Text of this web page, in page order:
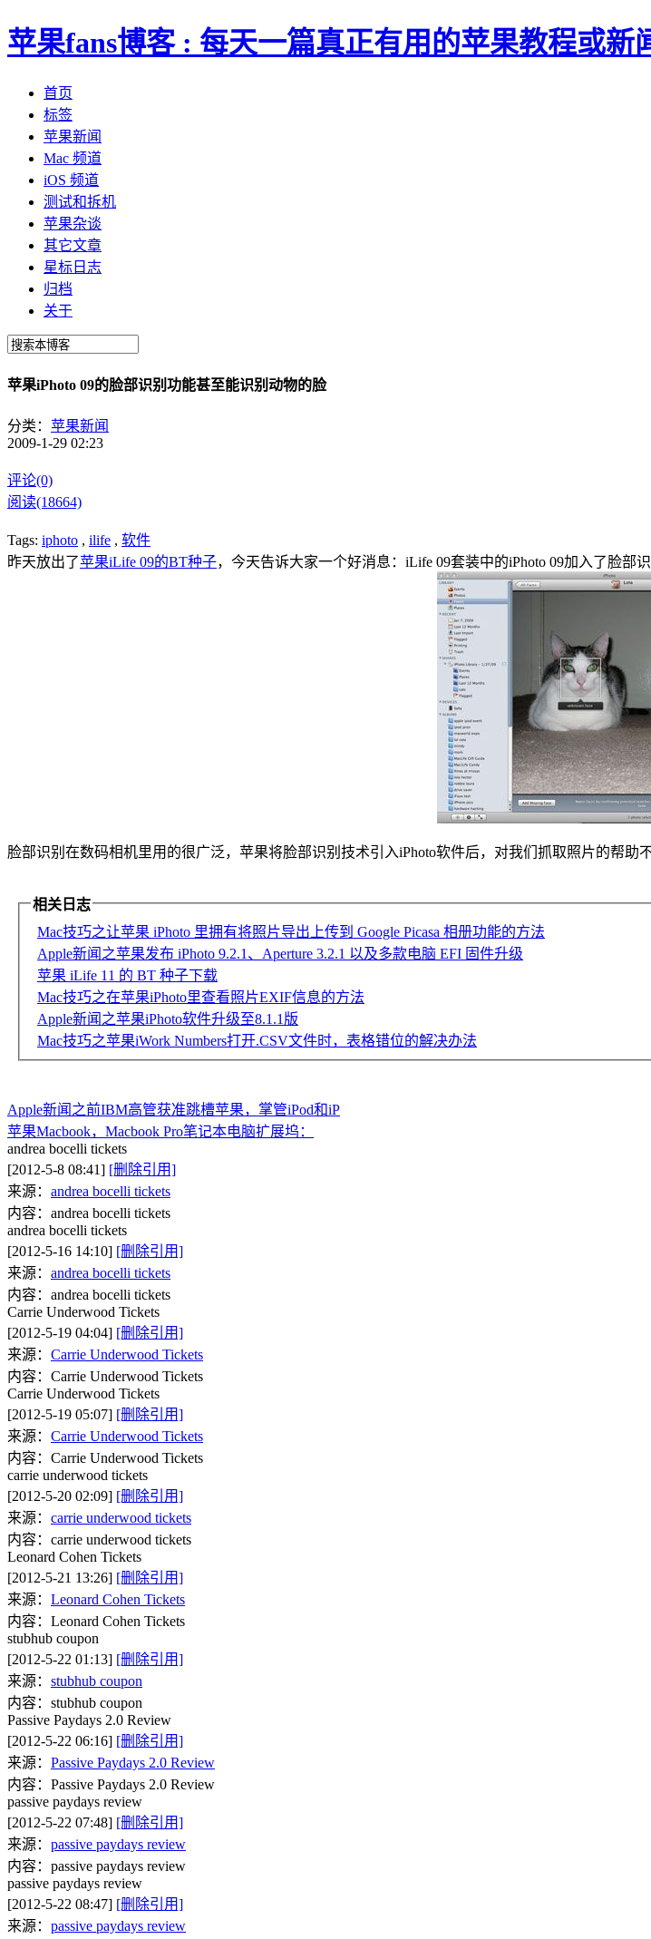
苹果fans博客 : 每天一篇真正有用的苹果教程或新
首页
标签
苹果新闻
Mac 频道
iOS 频道
测试和拆机
苹果杂谈
其它文章
星标日志
归档
关于
苹果iPhoto 09的脸部识别功能甚至能识别动物的脸
分类： 苹果新闻
2009-1-29 02:23
评论(0)
阅读(18664)
Tags: iphoto , ilife , 软件
昨天放出了苹果iLife 09的BT种子，今天告诉大家一个好消息：iLife 09套装中的iPhoto 09加入了脸部
脸部识别在数码相机里用的很广泛，苹果将脸部识别技术引入iPhoto软件后，对我们抓取照片的帮助
相关日志
Mac技巧之让苹果 iPhoto 里拥有将照片导出上传到 Google Picasa 相册功能的方法
Apple新闻之苹果发布 iPhoto 9.2.1、Aperture 3.2.1 以及多款电脑 EFI 固件升级
苹果 iLife 11 的 BT 种子下载
Mac技巧之在苹果iPhoto里查看照片EXIF信息的方法
Apple新闻之苹果iPhoto软件升级至8.1.1版
Mac技巧之苹果iWork Numbers打开.CSV文件时，表格错位的解决办法
Apple新闻之前IBM高管获准跳槽苹果，掌管iPod和iP
苹果Macbook，Macbook Pro笔记本电脑扩展坞：
andrea bocelli tickets
[2012-5-8 08:41] [删除引用]
来源： andrea bocelli tickets
内容：andrea bocelli tickets
andrea bocelli tickets
[2012-5-16 14:10] [删除引用]
来源： andrea bocelli tickets
内容：andrea bocelli tickets
Carrie Underwood Tickets
[2012-5-19 04:04] [删除引用]
来源： Carrie Underwood Tickets
内容：Carrie Underwood Tickets
Carrie Underwood Tickets
[2012-5-19 05:07] [删除引用]
来源： Carrie Underwood Tickets
内容：Carrie Underwood Tickets
carrie underwood tickets
[2012-5-20 02:09] [删除引用]
来源： carrie underwood tickets
内容：carrie underwood tickets
Leonard Cohen Tickets
[2012-5-21 13:26] [删除引用]
来源： Leonard Cohen Tickets
内容：Leonard Cohen Tickets
stubhub coupon
[2012-5-22 01:13] [删除引用]
来源： stubhub coupon
内容：stubhub coupon
Passive Paydays 2.0 Review
[2012-5-22 06:16] [删除引用]
来源： Passive Paydays 2.0 Review
内容：Passive Paydays 2.0 Review
passive paydays review
[2012-5-22 07:48] [删除引用]
来源： passive paydays review
内容：passive paydays review
passive paydays review
[2012-5-22 08:47] [删除引用]
来源： passive paydays review